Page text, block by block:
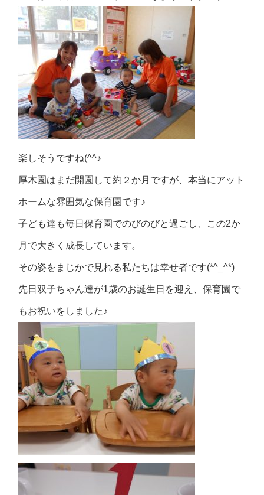
楽しそうですね(^^♪
厚木園はまだ開園して約２か月ですが、本当にアット
ホームな雰囲気な保育園です♪
子ども達も毎日保育園でのびのびと過ごし、この2か
月で大きく成長しています。
その姿をまじかで見れる私たちは幸せ者です(*^_^*)
先日双子ちゃん達が1歳のお誕生日を迎え、保育園で
もお祝いをしました♪